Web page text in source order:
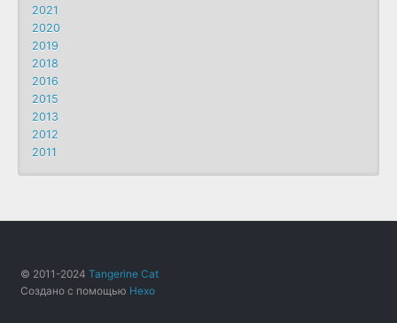
2021
2020
2019
2018
2016
2015
2013
2012
2011
© 2011-2024Tangerine Cat
Создано с помощью Hexo